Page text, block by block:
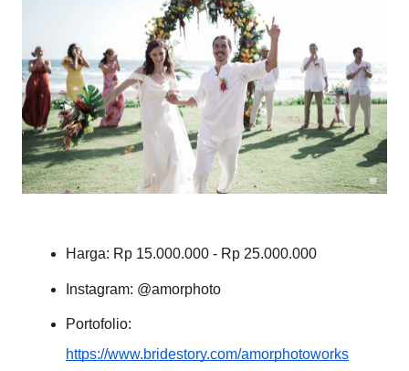
Harga: Rp 15.000.000 - Rp 25.000.000
Instagram: @amorphoto
Portofolio:
https://www.bridestory.com/amorphotoworks